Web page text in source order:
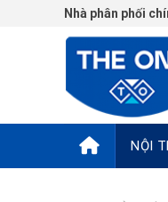
Nhà phân phối
NỘI